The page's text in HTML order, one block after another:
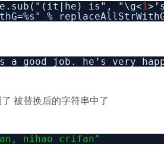
is", "\g<1
%
a good job. he’s very
被替换后的字符串中了
nihao crifan"